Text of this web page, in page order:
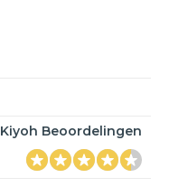
Kiyoh Beoordelingen